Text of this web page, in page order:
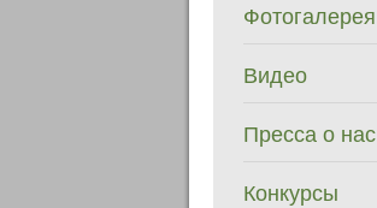
Фотогалерея
Видео
Пресса о нас
Конкурсы